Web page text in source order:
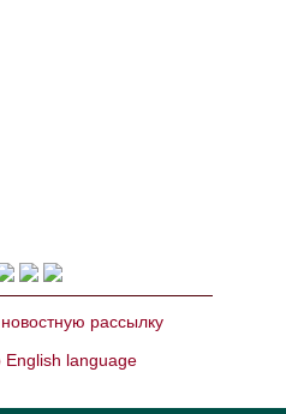
рассылку
English language